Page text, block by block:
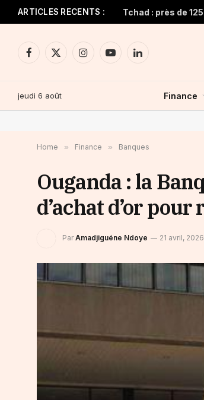
ARTICLES RECENTS :
Facebook
X
InstagramYouTubeLinkedIn
jeudi 6 août Finance
Home » Finance » Banques
Ouganda : la
d’achat d’or
Par Amadjiguéne Ndoye 21 avril, 2026